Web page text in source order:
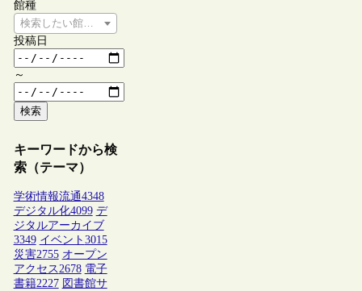
館種
検索したい館種を選択してください
投稿日
～
検索
キーワードから検
索（テーマ）
学術情報流通4348
デジタル化4099 デ
ジタルアーカイブ
3349 イベント 3015
災害2755 オープン
アクセス2678 電子
書籍2227 図書館サ